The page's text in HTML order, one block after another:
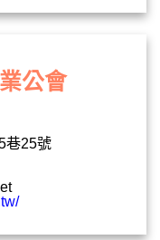
公會
巷25號